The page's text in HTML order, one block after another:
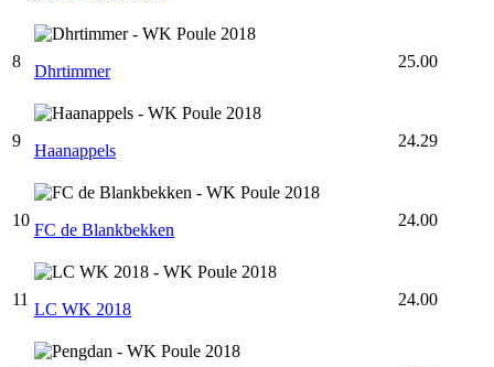
8
Dhrtimmer
25.00
9
Haanappels
24.29
10
FC de Blankbekken
24.00
11
LC WK 2018
24.00